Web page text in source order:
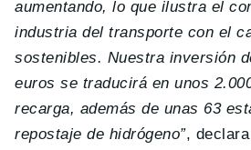
aumentando, lo que ilustra el
industria del transporte con el
sostenibles. Nuestra inversión
euros se traducirá en unos
recarga, además de unas 63
repostaje de hidrógeno”,